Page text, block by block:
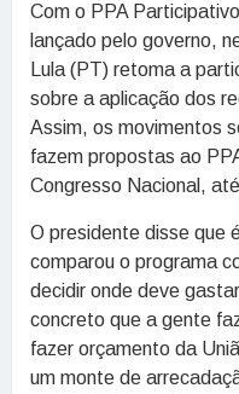
Com o PPA
lançado pelo governo,
Lula (PT) retoma a
sobre a aplicação dos
Assim, os movimentos
fazem propostas ao
Congresso Nacional,
O presidente disse que
comparou o programa
decidir onde deve
concreto que a gente
fazer orçamento da
um monte de